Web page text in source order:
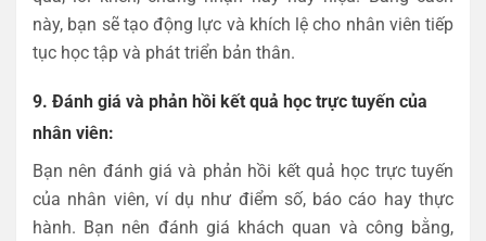
này, bạn sẽ tạo động lực và khích lệ cho nhân viên tiếp
tục học tập và phát triển bản thân.
9. Đánh giá và phản hồi kết quả học trực tuyến của
nhân viên:
Bạn nên đánh giá và phản hồi kết quả học trực tuyến
của nhân viên, ví dụ như điểm số, báo cáo hay thực
hành. Bạn nên đánh giá khách quan và công bằng,